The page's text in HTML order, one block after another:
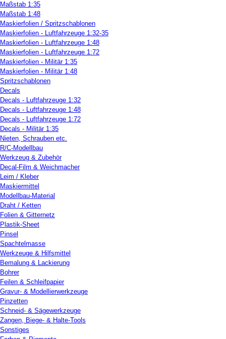
Maßstab 1:35
Maßstab 1:48
Maskierfolien / Spritzschablonen
Maskierfolien - Luftfahrzeuge 1:32-35
Maskierfolien - Luftfahrzeuge 1:48
Maskierfolien - Luftfahrzeuge 1:72
Maskierfolien - Militär 1:35
Maskierfolien - Militär 1:48
Spritzschablonen
Decals
Decals - Luftfahrzeuge 1:32
Decals - Luftfahrzeuge 1:48
Decals - Luftfahrzeuge 1:72
Decals - Militär 1:35
Nieten, Schrauben etc.
R/C-Modellbau
Werkzeug & Zubehör
Decal-Film & Weichmacher
Leim / Kleber
Maskiermittel
Modellbau-Material
Draht / Ketten
Folien & Gitternetz
Plastik-Sheet
Pinsel
Spachtelmasse
Werkzeuge & Hilfsmittel
Bemalung & Lackierung
Bohrer
Feilen & Schleifpapier
Gravur- & Modellierwerkzeuge
Pinzetten
Schneid- & Sägewerkzeuge
Zangen, Biege- & Halte-Tools
Sonstiges